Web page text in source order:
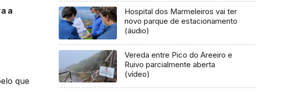
a
que
Hospital dos Marmeleiros vai ter
novo parque de estacionamento
(áudio)
Vereda entre Pico do Areeiro e
Ruivo parcialmente aberta
(vídeo)